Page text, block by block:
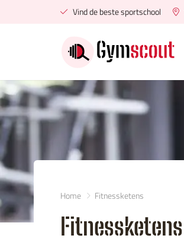
Home Fitnessketens
Fitnessketens
Vind de beste sportschool